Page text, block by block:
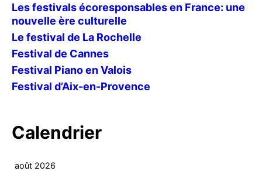
Les festivals écoresponsables en France: une
nouvelle ère culturelle
Le festival de La Rochelle
Festival de Cannes
Festival Piano en Valois
Festival d’Aix-en-Provence
Calendrier
août 2026